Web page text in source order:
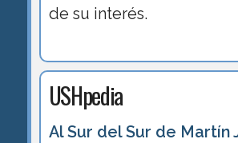
de su interés.
USHpedia
Al Sur del Sur de Martín